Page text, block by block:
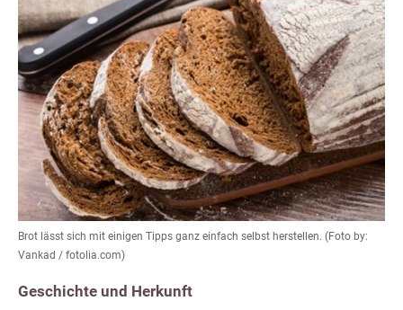
Brot lässt sich mit einigen Tipps ganz einfach selbst herstellen. (Foto by:
Vankad / fotolia.com)
Geschichte und Herkunft